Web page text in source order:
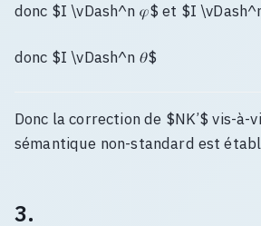
donc $I \vDash^n 𝜑$ et $I
donc $I \vDash^n 𝜃$
Donc la correction de $NK’$ vis-à-
sémantique non-standard est
3.